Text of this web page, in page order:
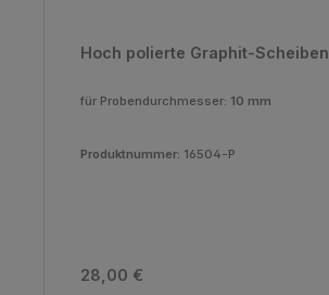
Hoch polierte Graphit-Scheiben
für Probendurchmesser: 10 mm
Produktnummer: 16504-P
Regulärer Preis:
28,00 €